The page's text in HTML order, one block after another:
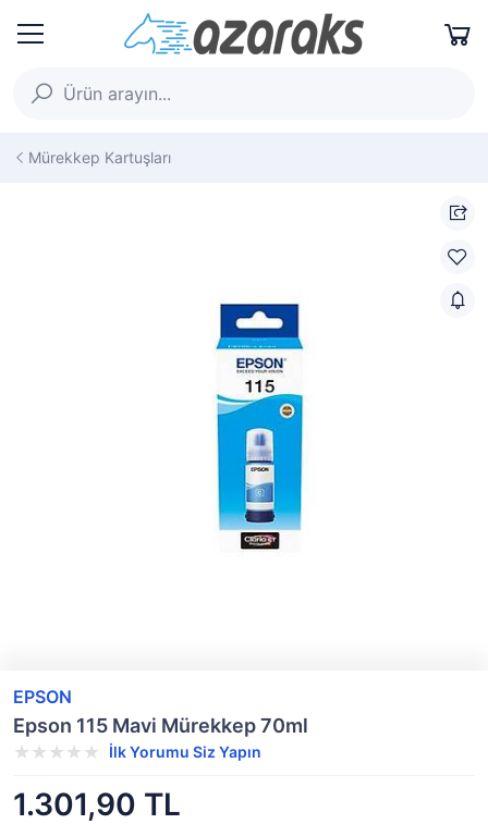
Mürekkep Kartuşları
EPSON
Epson 115 Mavi Mürekkep 70ml
İlk Yorumu Siz Yapın
1.301,90 TL